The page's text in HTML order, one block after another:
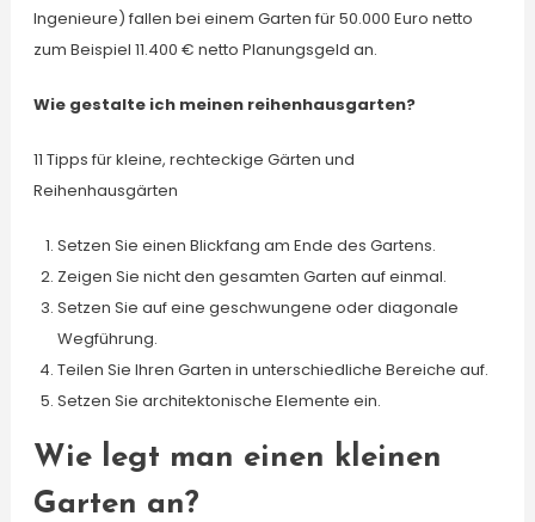
Ingenieure) fallen bei einem Garten für 50.000 Euro netto
zum Beispiel 11.400 € netto Planungsgeld an.
Wie gestalte ich meinen reihenhausgarten?
11 Tipps für kleine, rechteckige Gärten und
Reihenhausgärten
Setzen Sie einen Blickfang am Ende des Gartens.
Zeigen Sie nicht den gesamten Garten auf einmal.
Setzen Sie auf eine geschwungene oder diagonale
Wegführung.
Teilen Sie Ihren Garten in unterschiedliche Bereiche auf.
Setzen Sie architektonische Elemente ein.
Wie legt man einen kleinen
Garten an?